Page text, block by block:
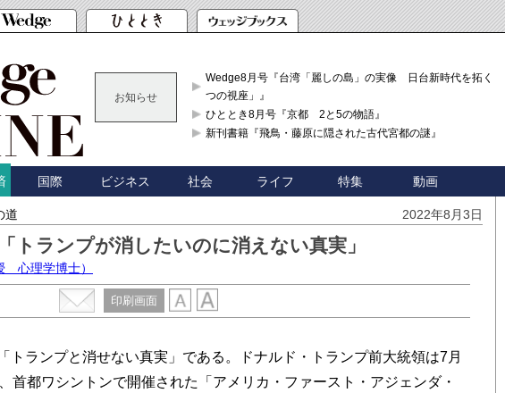
お知らせ
Wedge8月号『台湾「麗しの島」の実像 日台新時代を拓く「3
つの視座」』
ひととき8月号『京都 2と5の物語』
新刊書籍『飛鳥・藤原に隠された古代宮都の謎』
国際 ビジネス 社会 ライフ 特集 動画
道 2022年8月3日
トランプが消したいのに消えない真実」
心理学博士）
印刷画面
ランプと消せない真実」である。ドナルド・トランプ前大統領は7月
首都ワシントンで開催された「アメリカ・ファースト・アジェンダ・